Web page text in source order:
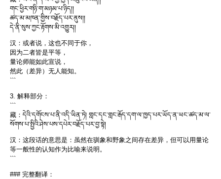
གང་ཕྱིར་གཉི་ག་མཉམ་པ་ཉིད།།
ཚད་མ་མཁན་གྱིས་བརྗོད་པར་ནུས།།
དེ་ནི་སུས་ཀྱང་རྟོགས་མི་འགྱུར།།
汉：或者说，这也不同于你，
因为二者皆是平等，
量论师能如此宣说，
然此（差异）无人能知。
```
3. 解释部分：
```
藏：དེའི་དགོངས་པ་ནི་འདི་ཡིན་ཏེ། གླང་དང་གླང་རྒོད་དག་ལ་ཁྱད་པར་ཡོད་ན་ཡང་ཚད་མ་ལ་
སོགས་པ་སྤྱིའི་ཤེས་པས་དཔེར་བརྗོད་པར་བྱ་སྟེ།
汉：这段话的意思是：虽然在驯象和野象之间存在差异，但可以用量论
等一般性的认知作为比喻来说明。
```
### 完整翻译：